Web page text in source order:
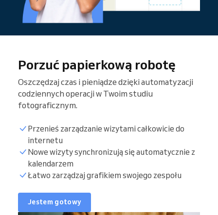
Porzuć papierkową robotę
Oszczędzaj czas i pieniądze dzięki automatyzacji
codziennych operacji w Twoim studiu
fotograficznym.
Przenieś zarządzanie wizytami całkowicie do
internetu
Nowe wizyty synchronizują się automatycznie z
kalendarzem
Łatwo zarządzaj grafikiem swojego zespołu
Jestem gotowy